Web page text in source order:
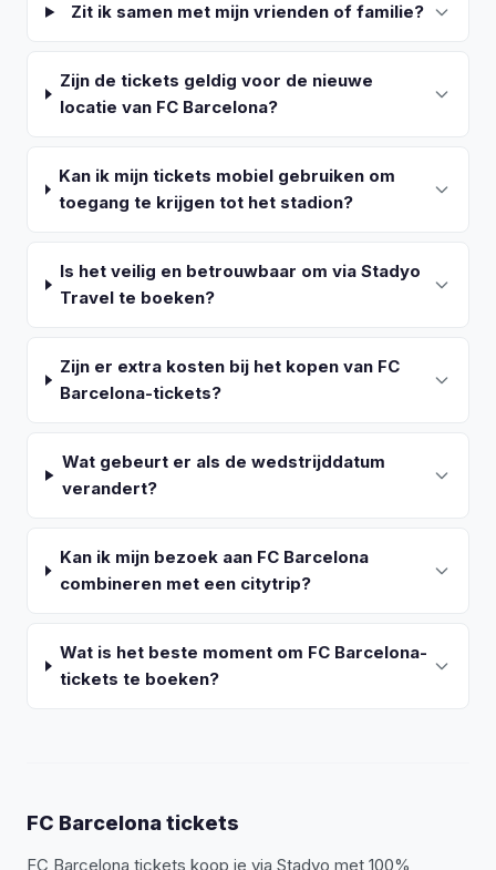
Zit ik samen met mijn vrienden of familie?
Zijn de tickets geldig voor de nieuwe
locatie van FC Barcelona?
Kan ik mijn tickets mobiel gebruiken om
toegang te krijgen tot het stadion?
Is het veilig en betrouwbaar om via Stadyo
Travel te boeken?
Zijn er extra kosten bij het kopen van FC
Barcelona-tickets?
Wat gebeurt er als de wedstrijddatum
verandert?
Kan ik mijn bezoek aan FC Barcelona
combineren met een citytrip?
Wat is het beste moment om FC Barcelona-
tickets te boeken?
FC Barcelona tickets
FC Barcelona tickets koop je via Stadyo met 100%